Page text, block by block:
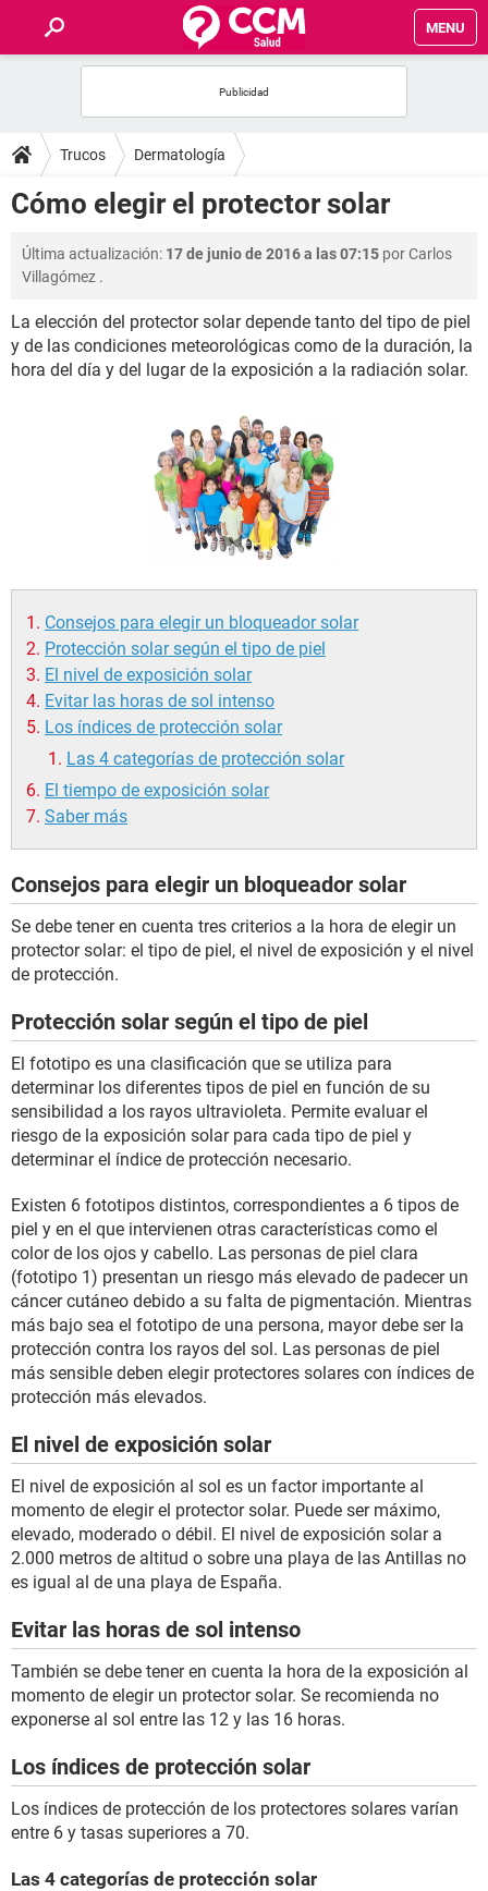
MENU
FOROS
SALUD
FAMILIA
BIENESTAR
Trucos Dermatología
Cómo elegir el protector solar
Última actualización: 17 de junio de 2016 a las 07:15 porCarlos
Villagómez .
La elección del protector solar depende tanto del tipo de piel
y de las condiciones meteorológicas como de la duración, la
hora del día y del lugar de la exposición a la radiación solar.
Consejos para elegir un bloqueador solar
Protección solar según el tipo de piel
El nivel de exposición solar
Evitar las horas de sol intenso
Los índices de protección solar
Las 4 categorías de protección solar
El tiempo de exposición solar
Saber más
Consejos para elegir un bloqueador solar
Se debe tener en cuenta tres criterios a la hora de elegir un
protector solar: el tipo de piel, el nivel de exposición y el nivel
de protección.
Protección solar según el tipo de piel
El fototipo es una clasificación que se utiliza para
determinar los diferentes tipos de piel en función de su
sensibilidad a los rayos ultravioleta. Permite evaluar el
riesgo de la exposición solar para cada tipo de piel y
determinar el índice de protección necesario.
Existen 6 fototipos distintos, correspondientes a 6 tipos de
piel y en el que intervienen otras características como el
color de los ojos y cabello. Las personas de piel clara
(fototipo 1) presentan un riesgo más elevado de padecer un
cáncer cutáneo debido a su falta de pigmentación. Mientras
más bajo sea el fototipo de una persona, mayor debe ser la
protección contra los rayos del sol. Las personas de piel
más sensible deben elegir protectores solares con índices de
protección más elevados.
El nivel de exposición solar
El nivel de exposición al sol es un factor importante al
momento de elegir el protector solar. Puede ser máximo,
elevado, moderado o débil. El nivel de exposición solar a
2.000 metros de altitud o sobre una playa de las Antillas no
es igual al de una playa de España.
Evitar las horas de sol intenso
También se debe tener en cuenta la hora de la exposición al
momento de elegir un protector solar. Se recomienda no
exponerse al sol entre las 12 y las 16 horas.
Los índices de protección solar
Los índices de protección de los protectores solares varían
entre 6 y tasas superiores a 70.
Las 4 categorías de protección solar